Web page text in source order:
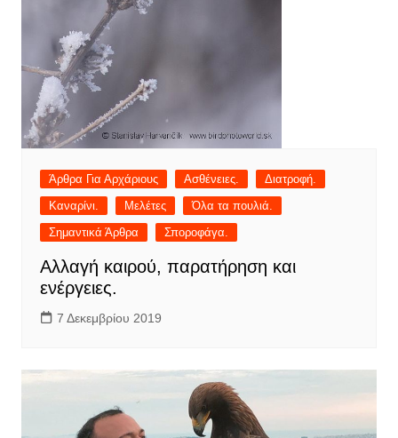
Άρθρα Για Αρχάριους Ασθένειες.
Διατροφή.
Καναρίνι.
Μελέτες
Όλα τα πουλιά.
Σημαντικά Άρθρα
Σποροφάγα.
Αλλαγή καιρού, παρατήρηση και
ενέργειες.
7 Δεκεμβρίου 2019